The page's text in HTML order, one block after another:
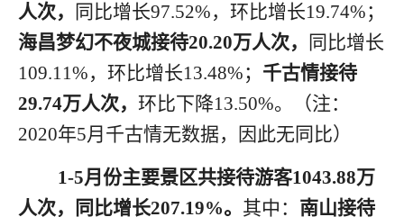
人次，
同比增长97.52%， 环比增长19.74%；
海昌梦幻不夜城接待20.20万人次，
同比增长
109.11%， 环比增长13.48%； 千古情接待
29.74万人次， 环比下降13.50%。 （注：
2020年5月千古情无数据，因此无同比）
1-5月 份主要景区共接待游客1043.88万
人次，同比增长207.19%。 其中： 南山接待